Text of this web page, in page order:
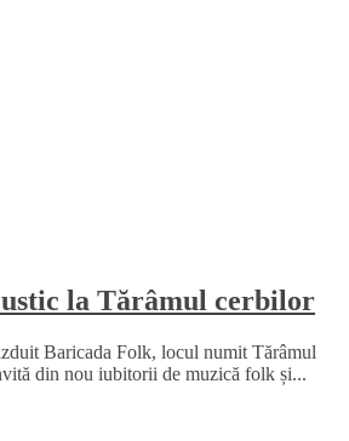
la Tărâmul cerbilor
Baricada Folk, locul numit Tărâmul
din nou iubitorii de muzică folk și...